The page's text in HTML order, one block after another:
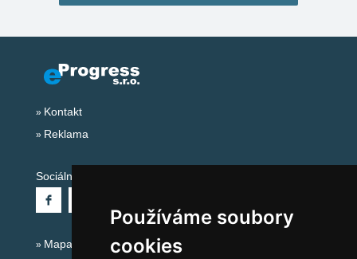
Používáme soubory
cookies
Kontakt
Reklama
Sociální sítě:
Mapa serveru Alpy - Francie